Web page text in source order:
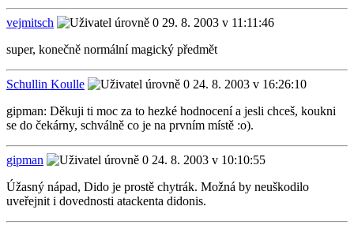
vejmitsch
29. 8. 2003 v 11:11:46
super, konečně normální magický předmět
Schullin Koulle
24. 8. 2003 v 16:26:10
gipman: Děkuji ti moc za to hezké hodnocení a jesli chceš, koukni
se do čekárny, schválně co je na prvním místě :o).
gipman
24. 8. 2003 v 10:10:55
Úžasný nápad, Dido je prostě chytrák. Možná by neuškodilo
uveřejnit i dovednosti atackenta didonis.